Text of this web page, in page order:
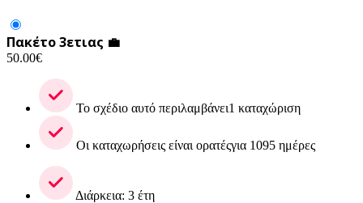
Πακέτο 3ετιας 💼
50.00€
Το σχέδιο αυτό περιλαμβάνει1 καταχώριση
Οι καταχωρήσεις είναι ορατέςγια 1095 ημέρες
Διάρκεια: 3 έτη